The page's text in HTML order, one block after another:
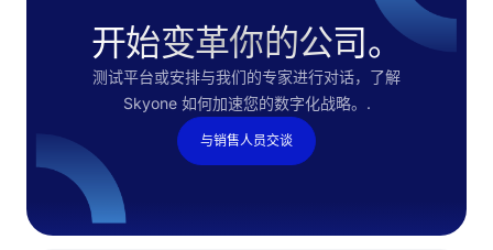
开始变革你的公司。
测试平台或安排与我们的专家进行对话，了解
Skyone 如何加速您的数字化战略。.
与销售人员交谈